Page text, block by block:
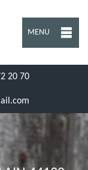
MENU
20 70